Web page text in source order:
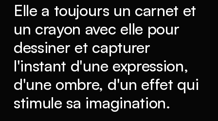
Elle a toujours un carnet et
un crayon avec elle pour
dessiner et capturer
l'instant d'une expression,
d'une ombre, d'un effet qui
stimule sa imagination.